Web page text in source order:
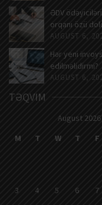
ƏDV
orqanı özü
AUGUST 6,
Hər yeni
edilməlidirmi?
AUGUST 6,
TƏQVIM
August 2026
M
T W T F
3 4 5 6 7